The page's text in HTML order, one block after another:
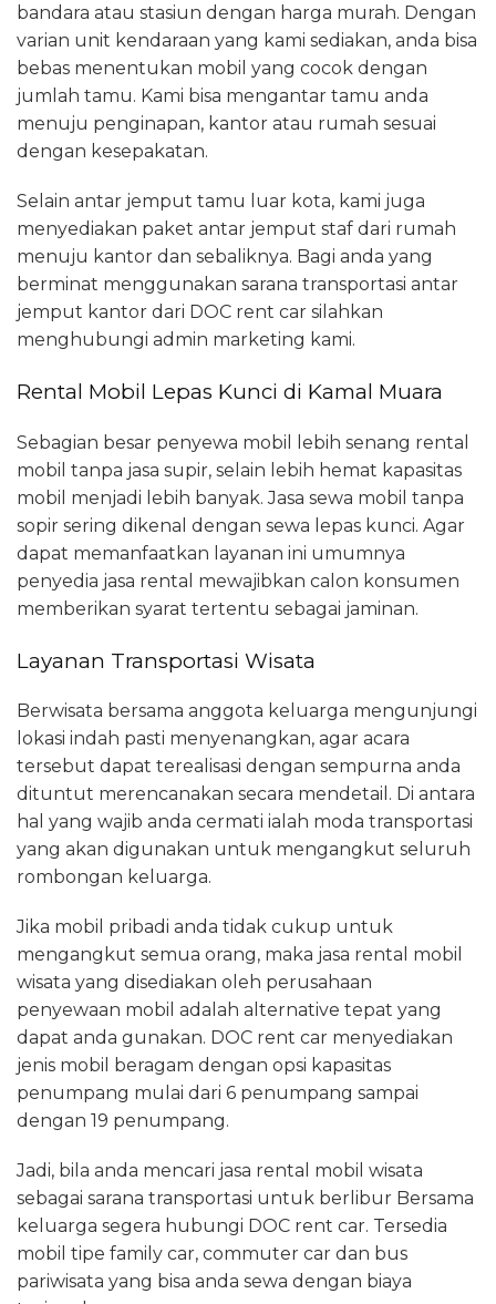
bandara atau stasiun dengan harga murah. Dengan
varian unit kendaraan yang kami sediakan, anda bisa
bebas menentukan mobil yang cocok dengan
jumlah tamu. Kami bisa mengantar tamu anda
menuju penginapan, kantor atau rumah sesuai
dengan kesepakatan.
Selain antar jemput tamu luar kota, kami juga
menyediakan paket antar jemput staf dari rumah
menuju kantor dan sebaliknya. Bagi anda yang
berminat menggunakan sarana transportasi antar
jemput kantor dari DOC rent car silahkan
menghubungi admin marketing kami.
Rental Mobil Lepas Kunci di Kamal Muara
Sebagian besar penyewa mobil lebih senang rental
mobil tanpa jasa supir, selain lebih hemat kapasitas
mobil menjadi lebih banyak. Jasa sewa mobil tanpa
sopir sering dikenal dengan sewa lepas kunci. Agar
dapat memanfaatkan layanan ini umumnya
penyedia jasa rental mewajibkan calon konsumen
memberikan syarat tertentu sebagai jaminan.
Layanan Transportasi Wisata
Berwisata bersama anggota keluarga mengunjungi
lokasi indah pasti menyenangkan, agar acara
tersebut dapat terealisasi dengan sempurna anda
dituntut merencanakan secara mendetail. Di antara
hal yang wajib anda cermati ialah moda transportasi
yang akan digunakan untuk mengangkut seluruh
rombongan keluarga.
Jika mobil pribadi anda tidak cukup untuk
mengangkut semua orang, maka jasa rental mobil
wisata yang disediakan oleh perusahaan
penyewaan mobil adalah alternative tepat yang
dapat anda gunakan. DOC rent car menyediakan
jenis mobil beragam dengan opsi kapasitas
penumpang mulai dari 6 penumpang sampai
dengan 19 penumpang.
Jadi, bila anda mencari jasa rental mobil wisata
sebagai sarana transportasi untuk berlibur Bersama
keluarga segera hubungi DOC rent car. Tersedia
mobil tipe family car, commuter car dan bus
pariwisata yang bisa anda sewa dengan biaya